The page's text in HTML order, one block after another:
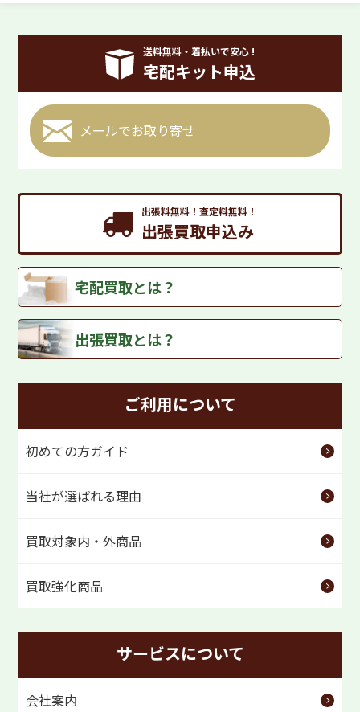
送料無料・着払いで安心 !
宅配キット申込
メールでお取り寄せ
出張料無料！査定料無料！
出張買取申込み
宅配買取とは？
出張買取とは？
ご利用について
初めての方ガイド
当社が選ばれる理由
買取対象内・外商品
買取強化商品
サービスについて
会社案内